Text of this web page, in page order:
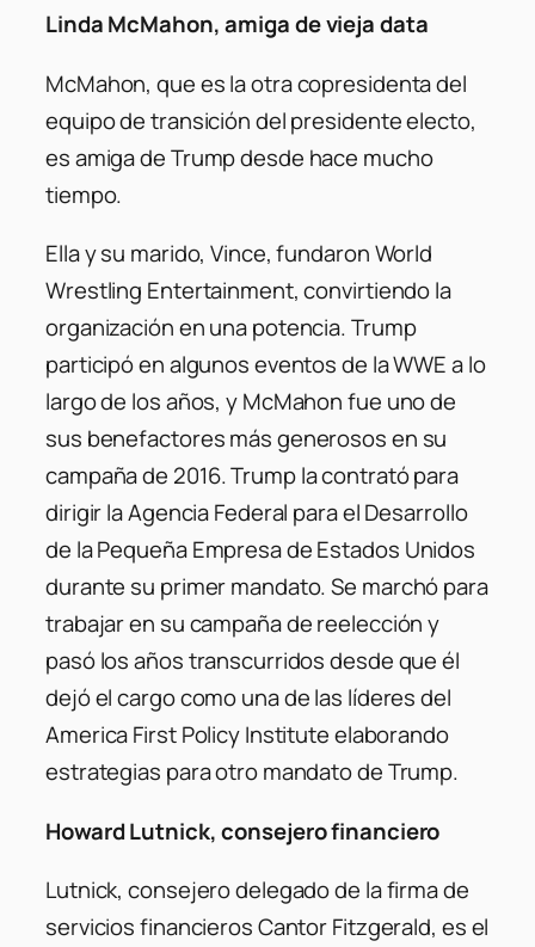
Linda McMahon, amiga de vieja data
McMahon, que es la otra copresidenta del
equipo de transición del presidente electo,
es amiga de Trump desde hace mucho
tiempo.
Ella y su marido, Vince, fundaron World
Wrestling Entertainment, convirtiendo la
organización en una potencia. Trump
participó en algunos eventos de la WWE a lo
largo de los años, y McMahon fue uno de
sus benefactores más generosos en su
campaña de 2016. Trump la contrató para
dirigir la Agencia Federal para el Desarrollo
de la Pequeña Empresa de Estados Unidos
durante su primer mandato. Se marchó para
trabajar en su campaña de reelección y
pasó los años transcurridos desde que él
dejó el cargo como una de las líderes del
America First Policy Institute elaborando
estrategias para otro mandato de Trump.
Howard Lutnick, consejero financiero
Lutnick, consejero delegado de la firma de
servicios financieros Cantor Fitzgerald, es el